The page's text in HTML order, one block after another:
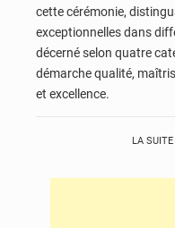
cette cérémonie,
exceptionnelles dans
décerné selon quatre
démarche qualité,
et excellence.
LA